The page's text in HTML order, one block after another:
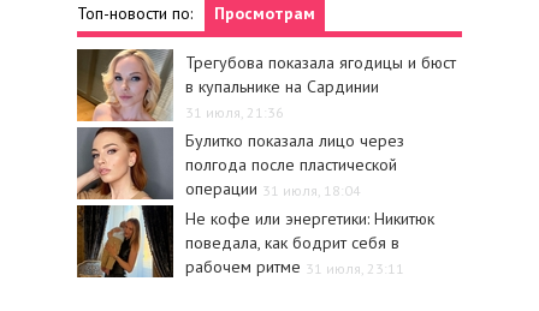
Топ-новости по: Просмотрам
Трегубова показала ягодицы и бюст
в купальнике на Сардинии
31 июля, 21:36
Булитко показала лицо через
полгода после пластической
операции 31 июля, 18:04
Не кофе или энергетики: Никитюк
поведала, как бодрит себя в
рабочем ритме 31 июля, 23:11